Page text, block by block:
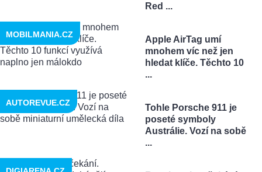
Red ...
Apple AirTag umí
mnohem víc než jen
hledat klíče. Těchto 10
...
MOBILMANIA.CZ
Tohle Porsche 911 je
poseté symboly
Austrálie. Vozí na sobě
...
AUTOREVUE.CZ